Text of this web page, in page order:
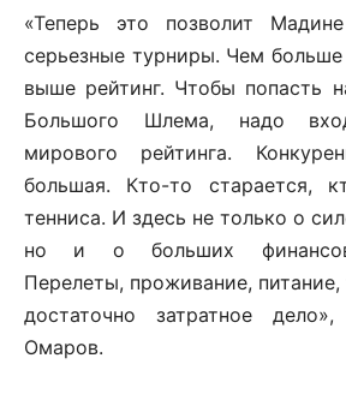
«Теперь это позволит
серьезные турниры. Чем
выше рейтинг. Чтобы попасть
Большого Шлема, надо
мирового рейтинга.
большая. Кто-то старается,
тенниса. И здесь не только о
но и о больших
Перелеты, проживание, питание,
достаточно затратное
Омаров.